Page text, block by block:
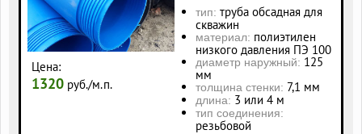
Цена:
1320 руб./м.п.
тип: труба обсадная для
скважин
материал: полиэтилен
низкого давления ПЭ 100
диаметр наружный: 125
мм
толщина стенки: 7,1 мм
длина: 3 или 4 м
тип соединения:
резьбовой